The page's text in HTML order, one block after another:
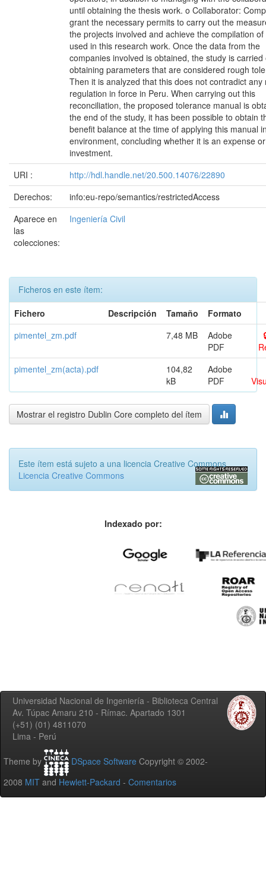
until obtaining the thesis work. o Collaborator:
grant the necessary permits to carry out the
the projects involved and achieve the compilation
used in this research work. Once the data from the
companies involved is obtained, the study is carried
obtaining parameters that are considered rough
Then it is analyzed that this does not contradict any
regulation in force in Peru. When carrying out this
reconciliation, the proposed tolerance manual is
the end of the study, it has been possible to obtain
benefit balance at the time of applying this manual
environment, concluding whether it is an expense
investment.
URI :
http://hdl.handle.net/20.500.14076/22890
Derechos:
info:eu-repo/semantics/restrictedAccess
Aparece en
las
colecciones:
Ingeniería Civil
Ficheros en este ítem:
Fichero
Descripción Tamaño
Formato
pimentel_zm.pdf
7,48 MB
Adobe
PDF
pimentel_zm(acta).pdf
104,82
kB
Adobe
PDF
Mostrar el registro Dublin Core completo del ítem
Este ítem está sujeto a una licencia Creative Commons
Licencia Creative Commons
Indexado por:
Universidad Nacional de Ingeniería - Biblioteca Central
Av. Túpac Amaru 210 - Rímac. Apartado 1301
(+51) (01) 4811070
Lima - Perú
Theme by DSpace Software Copyright © 2002-
2008 MIT and Hewlett-Packard - Comentarios